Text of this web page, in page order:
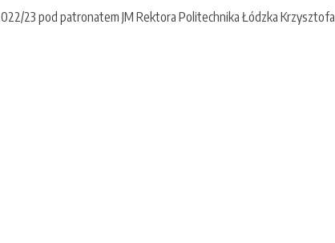
23 pod patronatem JM Rektora Politechnika Łódzka Krzysztofa